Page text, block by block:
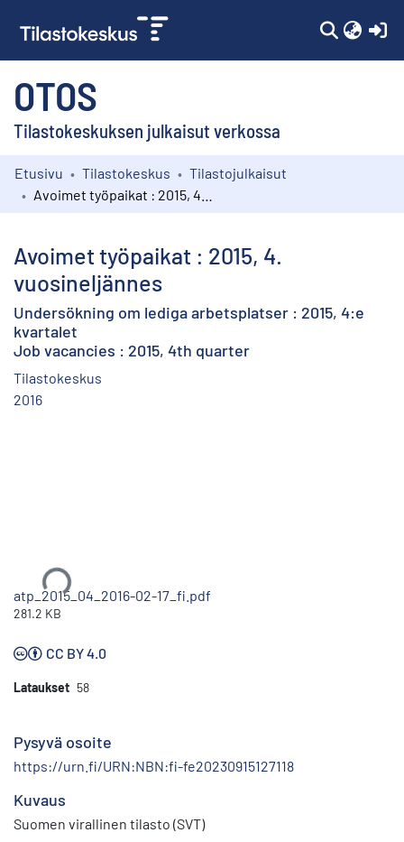
OTOS
Tilastokeskuksen julkaisut verkossa
Kokoelmat
Etusivu Tilastokeskus
Tilastojulkaisut
Avoimet työpaikat : 2015, 4.
vuosineljännes
Undersökning om lediga arbetsplatser : 2015, 4:e
kvartalet
Job vacancies : 2015, 4th quarter
Tilastokeskus
2016
Ladataan...
atp_2015_04_2016-02-17_fi.pdf
281.2 KB
CC BY 4.0
Lataukset 58
Pysyvä osoite
https://urn.fi/URN:NBN:fi-fe20230915127118
Kuvaus
Suomen virallinen tilasto (SVT)